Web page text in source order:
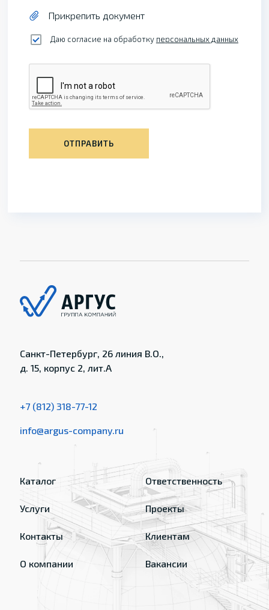
Прикрепить документ
Даю согласие на обработку персональных данных
ОТПРАВИТЬ
Санкт-Петербург, 26 линия В.О.,
д. 15, корпус 2, лит.А
+7 (812) 318-77-12
info@argus-company.ru
Каталог
Услуги
Контакты
О компании
Ответственность
Проекты
Клиентам
Вакансии